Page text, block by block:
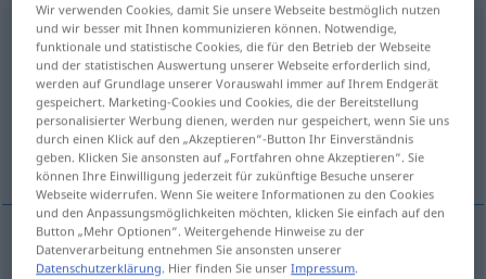
beginnenv/t, v/i
Übersicht aller Übersetzungen
(Für mehr Details die Übersetzung anklicken/antippen)
börja
börja beginnen
Wir verwenden Cookies, damit Sie unsere Webseite bestmöglich nutzen
und wir besser mit Ihnen kommunizieren können. Notwendige,
funktionale und statistische Cookies, die für den Betrieb der Webseite
und der statistischen Auswertung unserer Webseite erforderlich sind,
werden auf Grundlage unserer Vorauswahl immer auf Ihrem Endgerät
gespeichert. Marketing-Cookies und Cookies, die der Bereitstellung
personalisierter Werbung dienen, werden nur gespeichert, wenn Sie uns
durch einen Klick auf den „Akzeptieren“-Button Ihr Einverständnis
geben. Klicken Sie ansonsten auf „Fortfahren ohne Akzeptieren“. Sie
können Ihre Einwilligung jederzeit für zukünftige Besuche unserer
Webseite widerrufen. Wenn Sie weitere Informationen zu den Cookies
und den Anpassungsmöglichkeiten möchten, klicken Sie einfach auf den
Button „Mehr Optionen“. Weitergehende Hinweise zu der
Datenverarbeitung entnehmen Sie ansonsten unserer
Datenschutzerklärung. Hier finden Sie unserImpressum.